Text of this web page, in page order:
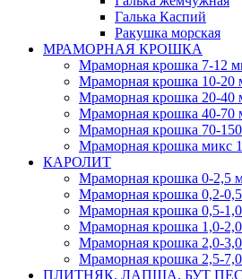
Галька Каспий
Ракушка морская
МРАМОРНАЯ КРОШКА
Мраморная крошка 7-12
Мраморная крошка 10-20
Мраморная крошка 20-40
Мраморная крошка 40-70
Мраморная крошка 70-
Мраморная крошка микс
КАРОЛИТ
Мраморная крошка 0-2,5
Мраморная крошка 0,2-
Мраморная крошка 0,5-
Мраморная крошка 1,0-
Мраморная крошка 2,0-
Мраморная крошка 2,5-
ПЛИТНЯК, ЛАПША, БУТ